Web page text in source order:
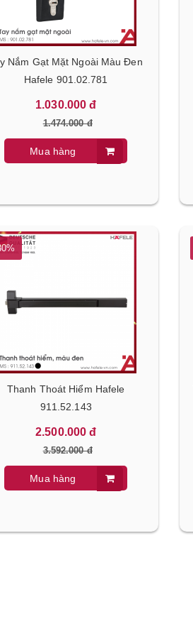
Nắm Gạt Mặt Ngoài Màu Đen
Hafele 901.02.781
1.030.000 đ
1.474.000 đ
Mua hàng
Thanh Thoát Hiểm Hafele
911.52.143
2.500.000 đ
3.592.000 đ
Mua hàng